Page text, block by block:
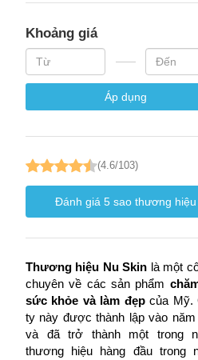
Khoảng giá
Áp dụng
(4.6/103)
Đánh giá 5sao thương hiệu
Thương hiệu Nu Skin là một
chuyên về các sản phẩm
sức khỏe và làm đẹp của Mỹ.
ty này được thành lập vào năm
và đã trở thành một trong
thương hiệu hàng đầu trong